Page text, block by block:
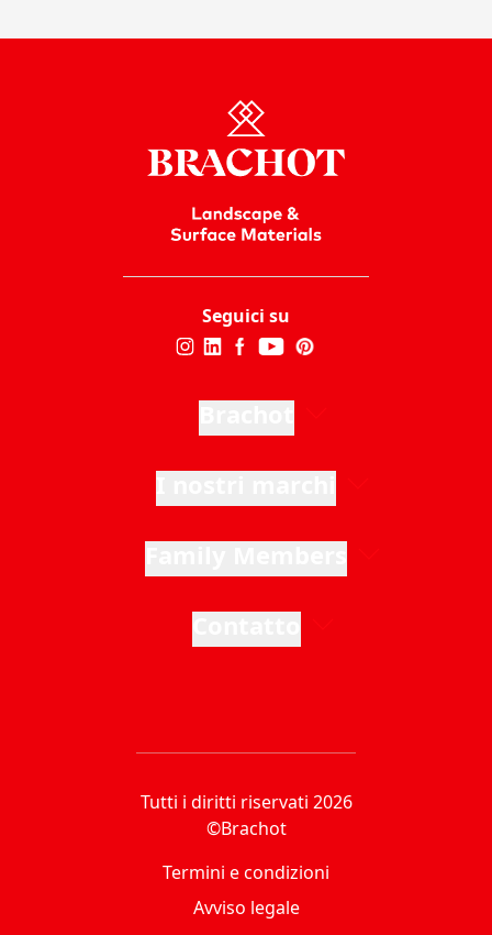
Seguici su
Tutti i diritti riservati 2026
©Brachot
Termini e condizioni
Avviso legale